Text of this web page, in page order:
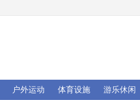
户外运动 体育设施 游乐休闲